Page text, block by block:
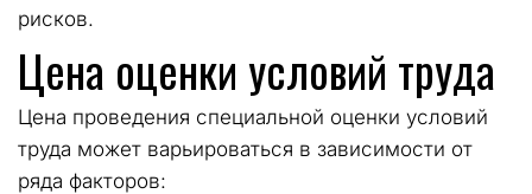
рисков.
Цена оценки условий труда
Цена проведения специальной оценки условий
труда может варьироваться в зависимости от
ряда факторов: